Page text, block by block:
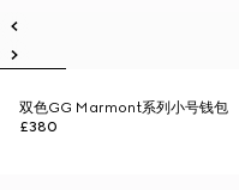
双色GG Marmont系列小号钱包
£380